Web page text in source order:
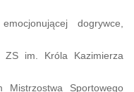
dogrywce,
ZS im. Króla Kazimierza
Mistrzostwa Sportowego